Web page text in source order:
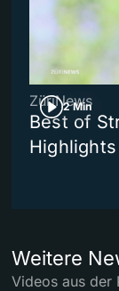
2 Min
ZüriNews
Best of
Highlights
Weitere
Videos aus der